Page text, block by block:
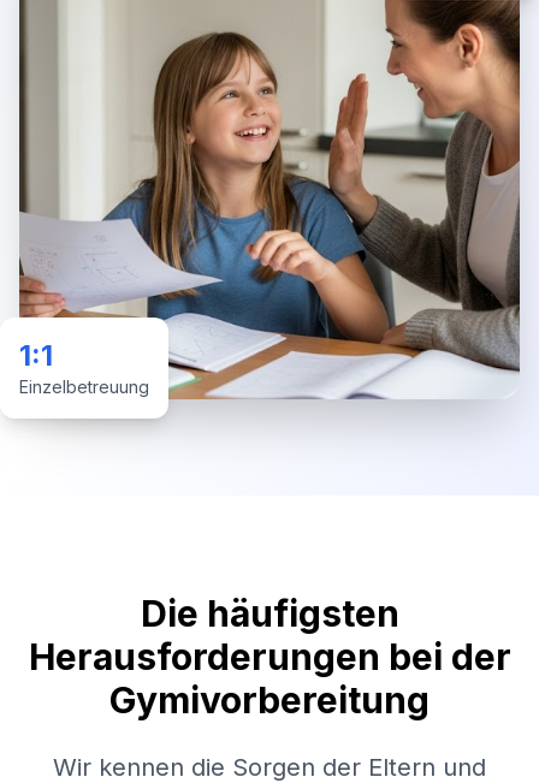
1:1
Einzelbetreuung
Die häufigsten
Herausforderungen bei der
Gymivorbereitung
Wir kennen die Sorgen der Eltern und